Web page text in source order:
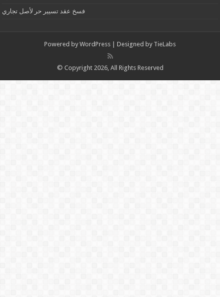
فسخ عقد تسيير حر لأصل تجاري
Powered by WordPress | Designed by TieLabs
© Copyright 2026, All Rights Reserved